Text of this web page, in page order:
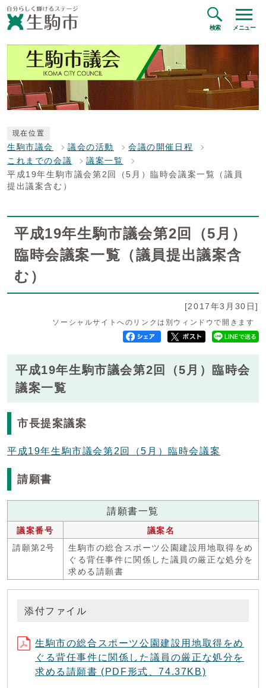
検索 メニュー
現在位置
生駒市議会 議会の活動
会議の開催日程
これまでの会議
議案一覧
平成19年生駒市議会第2回（5月）臨時会議案一覧（議員
提出議案含む）
平成19年生駒市議会第2回（5月）
臨時会議案一覧（議員提出議案含
む）
[2017年3月30日]
ソーシャルサイトへのリンクは別ウィンドウで開きます
平成19年生駒市議会第2回（5月）臨時会
議案一覧
市長提案議案
平成19年生駒市議会第2回（5月）臨時会議案
請願書
請願書一覧
議案番号
議案名
請願第2号
生駒市の総合スポーツ公園建設用地取得をめ
ぐる背任事件に関係した議員の厳正な処分を
求める請願書
添付ファイル
生駒市の総合スポーツ公園建設用地取得をめ
ぐる背任事件に関係した議員の厳正な処分を
求める請願書 (PDF形式、74.37KB)